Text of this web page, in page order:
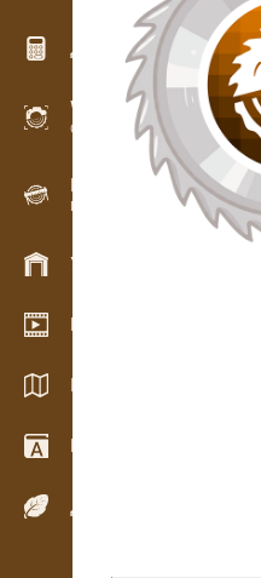
Дървообработващи
WoodProfi
Обем на дървесината с ИИ
Рекордер
Инвентаризация на
Управление на склад
Видео галерия
Каталози / Брошури
Речник
Дървесни видове